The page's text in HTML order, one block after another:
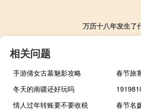
万历十八年发生了
相关问题
手游倩女古墓魅影攻略
春节旅
冬天的南疆还好玩吗
情人过年转账要不要收税
春节名